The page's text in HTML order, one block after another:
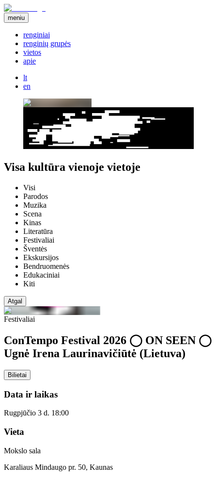
meniu
renginiai
renginių grupės
vietos
apie
lt
en
Visa kultūra vienoje vietoje
Visi
Parodos
Muzika
Scena
Kinas
Literatūra
Festivaliai
Šventės
Ekskursijos
Bendruomenės
Edukaciniai
Kiti
Atgal
Festivaliai
ConTempo Festival 2026 ◯ ON SEEN ◯
Ugnė Irena Laurinavičiūtė (Lietuva)
Bilietai
Data ir laikas
Rugpjūčio 3 d. 18:00
Vieta
Mokslo sala
Karaliaus Mindaugo pr. 50, Kaunas